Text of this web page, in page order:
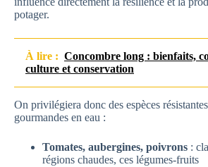
potager.
À lire : Concombre long : bienfaits,
culture et conservation
On privilégiera donc des espèces
gourmandes en eau :
Tomates, aubergines, poivrons :
régions chaudes, ces légumes-fruits